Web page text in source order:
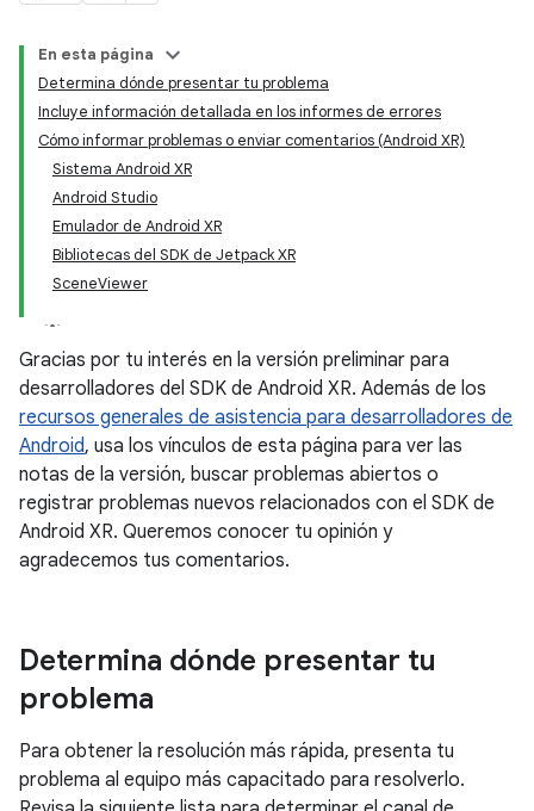
En esta página
Determina dónde presentar tu problema
Incluye información detallada en los informes de errores
Cómo informar problemas o enviar comentarios (Android XR)
Sistema Android XR
Android Studio
Emulador de Android XR
Bibliotecas del SDK de Jetpack XR
SceneViewer
Gracias por tu interés en la versión preliminar para
desarrolladores del SDK de Android XR. Además de los
recursos generales de asistencia para desarrolladores de
Android, usa los vínculos de esta página para ver las
notas de la versión, buscar problemas abiertos o
registrar problemas nuevos relacionados con el SDK de
Android XR. Queremos conocer tu opinión y
agradecemos tus comentarios.
Determina dónde presentar tu
problema
Para obtener la resolución más rápida, presenta tu
problema al equipo más capacitado para resolverlo.